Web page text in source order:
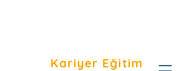
Kariyer Eğitim